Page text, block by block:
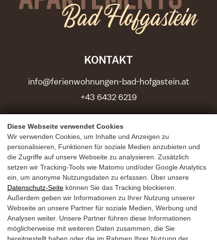
Diese Webseite verwendet Cookies
Wir verwenden Cookies, um Inhalte und Anzeigen zu
personalisieren, Funktionen für soziale Medien anzubieten und
die Zugriffe auf unsere Webseite zu analysieren. Zusätzlich
setzen wir Tracking-Tools wie Matomo und/oder Google Analytics
ein, um anonyme Nutzungsdaten zu erfassen. Über unsere
Datenschutz-Seite können Sie das Tracking blockieren.
Außerdem geben wir Informationen zu Ihrer Nutzung unserer
Webseite an unsere Partner für soziale Medien, Werbung und
Analysen weiter. Unsere Partner führen diese Informationen
möglicherweise mit weiteren Daten zusammen, die Sie
KONTAKT
info@ferienwohnungen-bad-hofgastein.at
+43 6432 6219
Apartments Bad Hofgastein
Parkstraße 3
5630 Bad Hofgastein
Urlaubsvorteile
Sommerurlaub
Winterurlaub
Urlaubsanfrage